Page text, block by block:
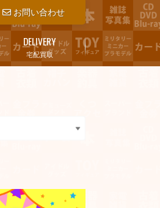
お問い合わせ
宅配買取
DELIVERY